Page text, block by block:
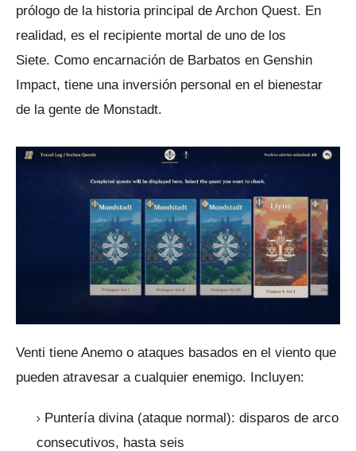
prólogo de la historia principal de Archon Quest. En
realidad, es el recipiente mortal de uno de los
Siete. Como encarnación de Barbatos en Genshin
Impact, tiene una inversión personal en el bienestar
de la gente de Monstadt.
Venti tiene Anemo o ataques basados ​​en el viento que
pueden atravesar a cualquier enemigo. Incluyen:
Puntería divina (ataque normal): disparos de arco
consecutivos, hasta seis